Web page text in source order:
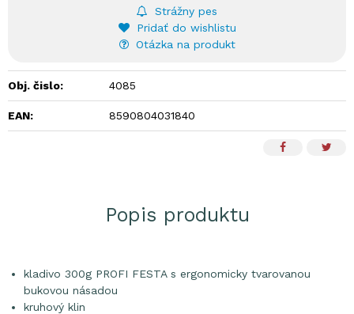
Strážny pes
Pridať do wishlistu
Otázka na produkt
Obj. čislo: 4085
EAN: 8590804031840
Popis produktu
kladivo 300g PROFI FESTA s ergonomicky tvarovanou
bukovou násadou
kruhový klin